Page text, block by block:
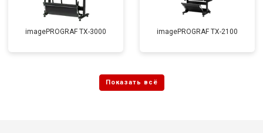
imagePROGRAF TX-3000 imagePROGRAF TX-2100